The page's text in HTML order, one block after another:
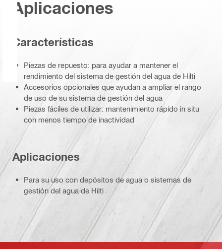
Aplicaciones
Características
Piezas de repuesto: para ayudar a mantener el
rendimiento del sistema de gestión del agua de Hilti
Accesorios opcionales que ayudan a ampliar el rango
de uso de su sistema de gestión del agua
Piezas fáciles de utilizar: mantenimiento rápido in situ
con menos tiempo de inactividad
Aplicaciones
Para su uso con depósitos de agua o sistemas de
gestión del agua de Hilti